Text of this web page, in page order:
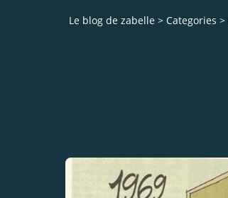
Le blog de zabelle > Categories >